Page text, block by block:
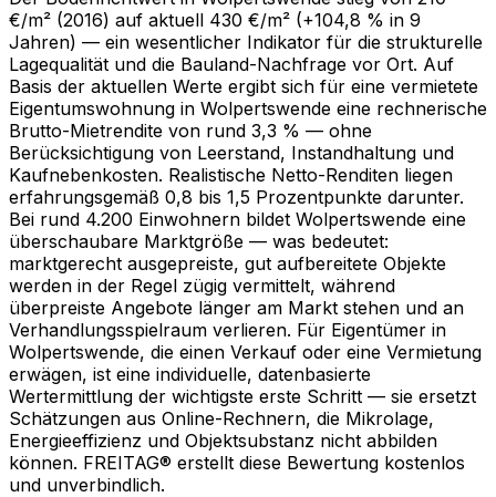
€/m² (2016) auf aktuell 430 €/m² (+104,8 % in 9
Jahren) — ein wesentlicher Indikator für die strukturelle
Lagequalität und die Bauland-Nachfrage vor Ort. Auf
Basis der aktuellen Werte ergibt sich für eine vermietete
Eigentumswohnung in Wolpertswende eine rechnerische
Brutto-Mietrendite von rund 3,3 % — ohne
Berücksichtigung von Leerstand, Instandhaltung und
Kaufnebenkosten. Realistische Netto-Renditen liegen
erfahrungsgemäß 0,8 bis 1,5 Prozentpunkte darunter.
Bei rund 4.200 Einwohnern bildet Wolpertswende eine
überschaubare Marktgröße — was bedeutet:
marktgerecht ausgepreiste, gut aufbereitete Objekte
werden in der Regel zügig vermittelt, während
überpreiste Angebote länger am Markt stehen und an
Verhandlungsspielraum verlieren. Für Eigentümer in
Wolpertswende, die einen Verkauf oder eine Vermietung
erwägen, ist eine individuelle, datenbasierte
Wertermittlung der wichtigste erste Schritt — sie ersetzt
Schätzungen aus Online-Rechnern, die Mikrolage,
Energieeffizienz und Objektsubstanz nicht abbilden
können. FREITAG® erstellt diese Bewertung kostenlos
und unverbindlich.